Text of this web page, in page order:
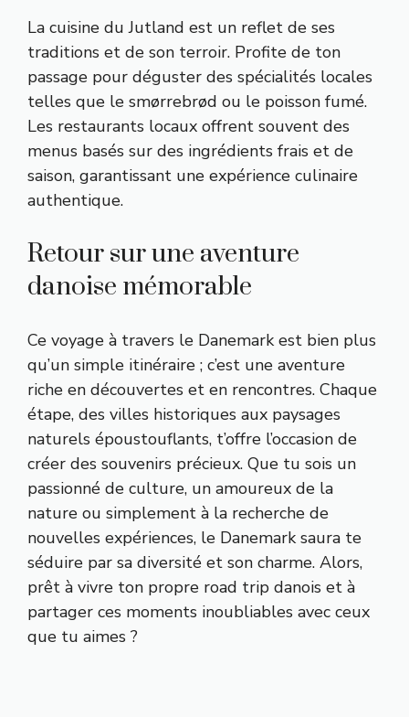
La cuisine du Jutland est un reflet de ses
traditions et de son terroir. Profite de ton
passage pour déguster des spécialités locales
telles que le smørrebrød ou le poisson fumé.
Les restaurants locaux offrent souvent des
menus basés sur des ingrédients frais et de
saison, garantissant une expérience culinaire
authentique.
Retour sur une aventure
danoise mémorable
Ce voyage à travers le Danemark est bien plus
qu’un simple itinéraire ; c’est une aventure
riche en découvertes et en rencontres. Chaque
étape, des villes historiques aux paysages
naturels époustouflants, t’offre l’occasion de
créer des souvenirs précieux. Que tu sois un
passionné de culture, un amoureux de la
nature ou simplement à la recherche de
nouvelles expériences, le Danemark saura te
séduire par sa diversité et son charme. Alors,
prêt à vivre ton propre road trip danois et à
partager ces moments inoubliables avec ceux
que tu aimes ?